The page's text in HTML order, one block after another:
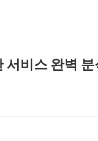
서비스 완벽